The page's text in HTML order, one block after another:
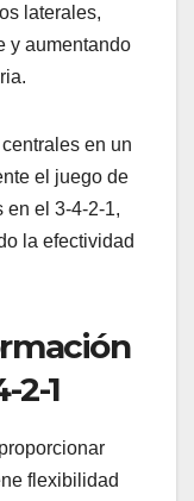
laterales,
y aumentando
en un
el juego de
en el 3-4-2-1,
la efectividad
2-1
flexibilidad